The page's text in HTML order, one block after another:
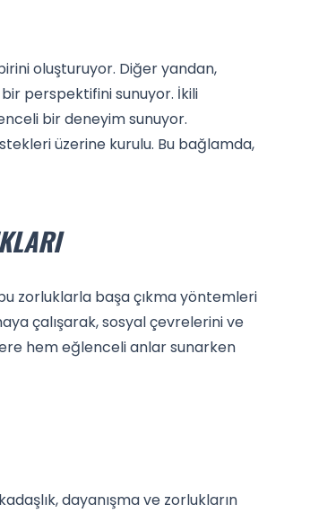
oluşturuyor. Diğer yandan,
perspektifini sunuyor. İkili
bir deneyim sunuyor.
üzerine kurulu. Bu bağlamda,
zorluklarla başa çıkma yöntemleri
çalışarak, sosyal çevrelerini ve
hem eğlenceli anlar sunarken
dayanışma ve zorlukların